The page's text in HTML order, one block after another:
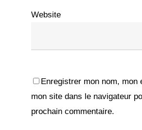
Website
Enregistrer mon nom, mon
mon site dans le navigateur
prochain commentaire.